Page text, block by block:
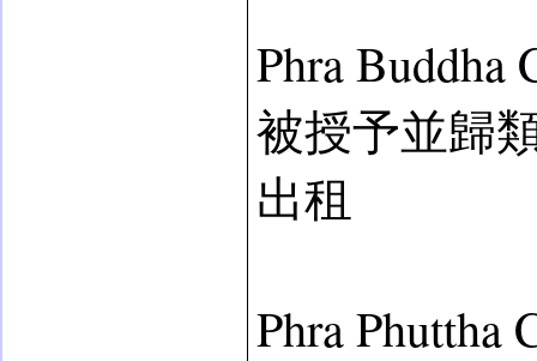
Phra
被授予並歸
出租
Phra Phuttha